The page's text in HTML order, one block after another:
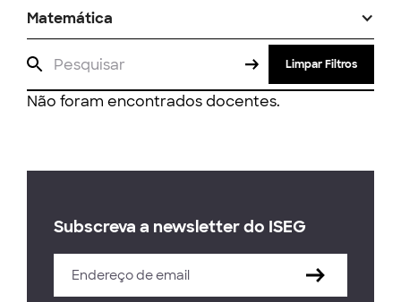
Matemática
Limpar Filtros
Não foram encontrados docentes.
Subscreva a newsletter do ISEG